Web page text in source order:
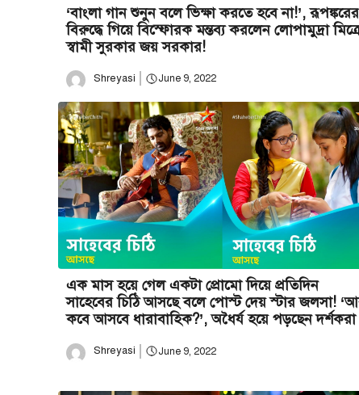
‘বাংলা গান শুনুন বলে ভিক্ষা করতে হবে না!’, রূপঙ্করের
বিরুদ্ধে গিয়ে বিস্ফোরক মন্তব্য করলেন লোপামুদ্রা
স্বামী সুরকার জয় সরকার!
Shreyasi June 9, 2022
এক মাস হয়ে গেল একটা প্রোমো দিয়ে প্রতিদিন
সাহেবের চিঠি আসছে বলে পোস্ট দেয় স্টার জলসা!
কবে আসবে ধারাবাহিক?’, অধৈর্য হয়ে পড়ছেন দর্শকরা
Shreyasi June 9, 2022